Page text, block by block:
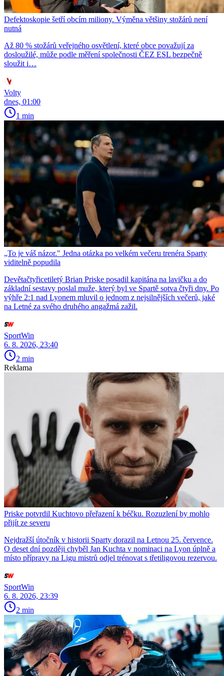
Defektoskopie šetří obcím miliony. Výměna většiny stožárů není
nutná
Až 80 % stožárů veřejného osvětlení, které obce považují za
dosloužilé, může podle měření společnosti ČEZ ESL bezpečně
sloužit i…
Volty
dnes, 01:00
1 min
„To je váš názor." Jedna otázka po velkém večeru trenéra Sparty
viditelně popudila
Devětačtyřicetiletý Brian Priske posadil kapitána na lavičku a do
základní sestavy poslal muže, který byl ve Spartě sotva čtyři dny. Po
výhře 2:1 nad Lyonem mluvil o jednom z nejsilnějších večerů, jaké
na Letné za svého druhého angažmá zažil.
SportWin
6. 8. 2026, 23:40
2 min
Reklama
Priske potvrdil Kuchtovo přeřazení k béčku. Rozuzlení by mohlo
přijít ze severu
Nejdražší útočník v historii Sparty dorazil na Letnou 25. července.
O deset dní později chyběl Jan Kuchta v nominaci na Lyon úplně a
místo přípravy na Ligu mistrů odjel trénovat s třetiligovou rezervou.
SportWin
6. 8. 2026, 23:39
2 min